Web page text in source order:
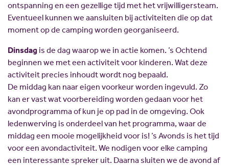
ontspanning en een gezellige tijd met het vrijwilligersteam.
Eventueel kunnen we aansluiten bij activiteiten die op dat
moment op de camping worden georganiseerd.
Dinsdag is de dag waarop we in actie komen. ’s Ochtend
beginnen we met een activiteit voor kinderen. Wat deze
activiteit precies inhoudt wordt nog bepaald.
De middag kan naar eigen voorkeur worden ingevuld. Zo
kan er vast wat voorbereiding worden gedaan voor het
avondprogramma of kun je op pad in de omgeving. Ook
ledenwerving is onderdeel van het programma, waar de
middag een mooie mogelijkheid voor is! ’s Avonds is het tijd
voor een avondactiviteit. We nodigen voor elke camping
een interessante spreker uit. Daarna sluiten we de avond af